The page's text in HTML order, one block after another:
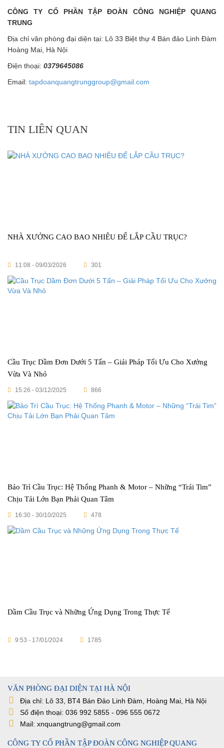
CÔNG TY CỔ PHẦN TẬP ĐOÀN CÔNG NGHIỆP QUANG
TRUNG
Địa chỉ văn phòng đại diện tại: Lô 33 Biệt thự 4 Bán đảo Linh Đàm
Hoàng Mai, Hà Nội
Điện thoại: 0379645086
Email: tapdoanquangtrunggroup@gmail.com
TIN LIÊN QUAN
NHÀ XƯỞNG CAO BAO NHIÊU ĐỂ LẮP CẦU TRỤC?
11:08 - 09/03/2026 301
Cầu Trục Dầm Đơn Dưới 5 Tấn – Giải Pháp Tối Ưu Cho Xưởng
Vừa Và Nhỏ
15:26 - 03/12/2025 866
Bảo Trì Cầu Trục: Hệ Thống Phanh & Motor – Những “Trái Tim”
Chịu Tải Lớn Bạn Phải Quan Tâm
16:30 - 30/10/2025 478
Dầm Cầu Trục và Những Ứng Dụng Trong Thực Tế
9:53 - 17/01/2024 1785
VĂN PHÒNG ĐẠI DIỆN TẠI HÀ NỘI
Địa chỉ: Lô 33, BT4 Bán Đảo Linh Đàm, Hoàng Mai, Hà Nội
Số điện thoại: 036 992 5855 - 096 555 0672
Mail: xnquangtrung@gmail.com
CÔNG TY CỔ PHẦN TẬP ĐOÀN CÔNG NGHIỆP QUANG